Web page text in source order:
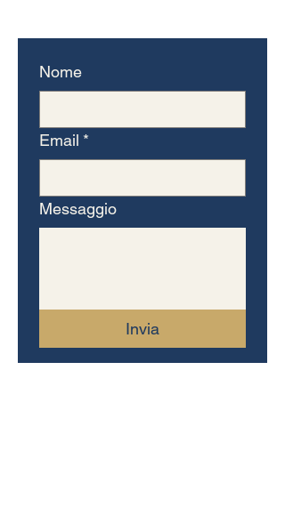
Nome
Email *
Messaggio
Invia